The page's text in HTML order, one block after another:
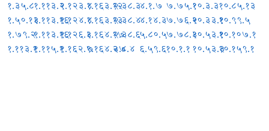
१.३५.८
१.५०.१३
१.७९.२
१.११३.१
१.११३.२
१.११३.१६
१.११३.१६
१.११५.१
१.१२३.४
१.१२४.४
१.१२६.३
१.१६२.७
१.१६३.१२
१.१६३.१३
१.१६४.१७
१.१६४.२७
२.३८.३
२.३८.४
२.३८.६
३.८.४
४.१.७
४.१४.३
५.८०.५
६.५९.६
७.७५.१
७.७६.२
७.७८.३
१०.१.१
१०.३.३
१०.३३.१
१०.५३.१
१०.५३.३
१०.८५.१३
१०.९९.५
१०.१०७.१
१०.१५९.१